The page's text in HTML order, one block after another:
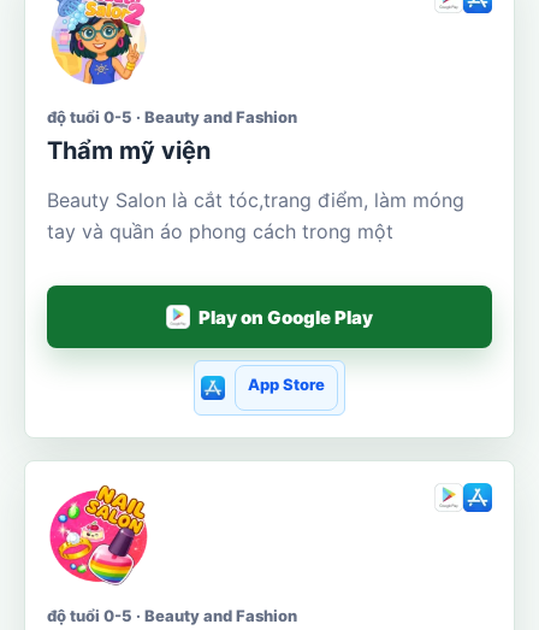
độ tuổi 0-5 · Beauty and Fashion
Thẩm mỹ viện
Beauty Salon là cắt tóc,trang điểm, làm móng
tay và quần áo phong cách trong một
Play on Google Play
App Store
độ tuổi 0-5 · Beauty and Fashion